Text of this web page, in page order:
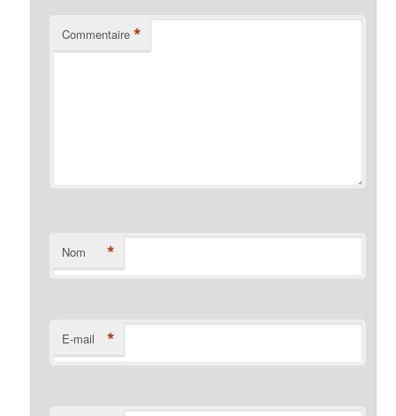
Commentaire *
Nom *
E-mail *